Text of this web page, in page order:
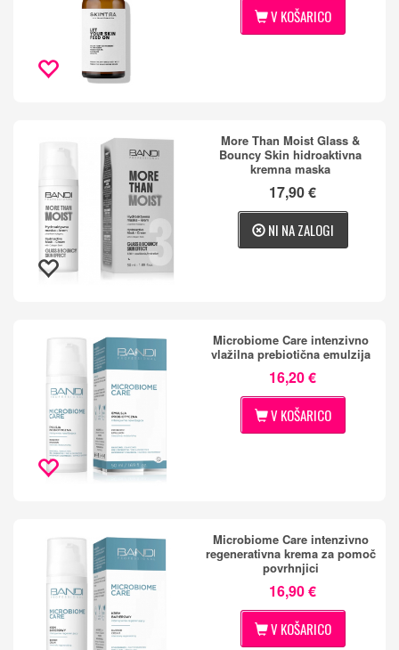
V KOŠARICO
More Than Moist Glass &
Bouncy Skin hidroaktivna
kremna maska
17,90 €
NI NA ZALOGI
Microbiome Care intenzivno
vlažilna prebiotična emulzija
16,20 €
V KOŠARICO
Microbiome Care intenzivno
regenerativna krema za pomoč
povrhnjici
16,90 €
V KOŠARICO